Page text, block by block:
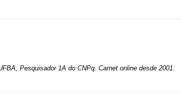
Pesquisador 1A do CNPq. Carnet online desde 2001.